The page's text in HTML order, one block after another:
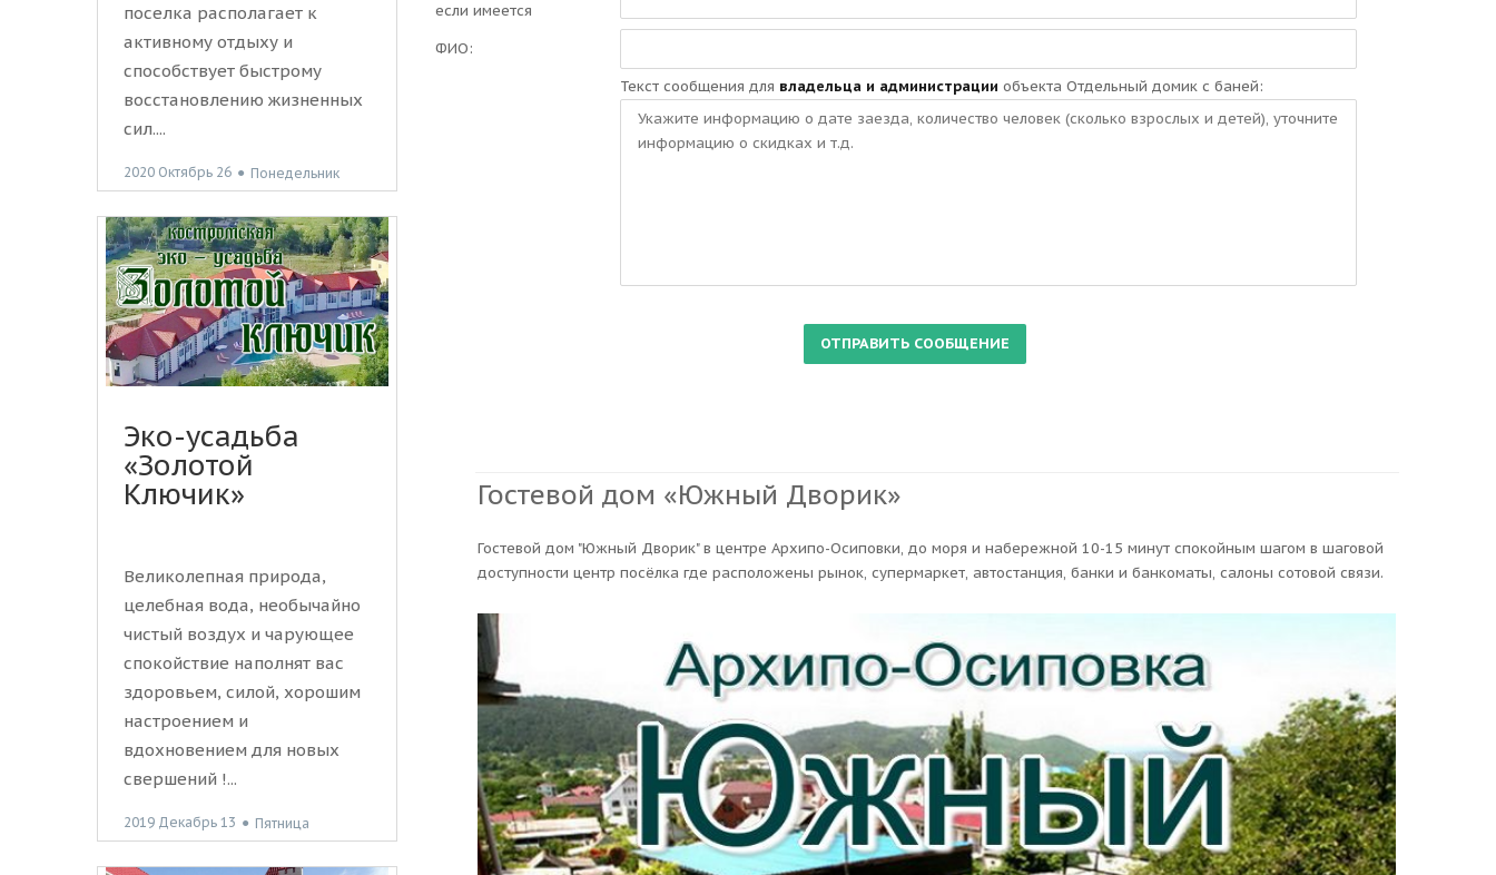
если имеется
ФИО:
Текст сообщения для владельца и администрации объекта Отдельный домик с баней:
Гостевой дом «Южный Дворик»
Гостевой дом "Южный Дворик" в центре Архипо-Осиповки, до моря и набережной 10-15 минут спокойным шагом в шаговой
доступности центр посёлка где расположены рынок, супермаркет, автостанция, банки и банкоматы, салоны сотовой связи.
поселка располагает к
активному отдыху и
способствует быстрому
восстановлению жизненных
сил....
2020 Октябрь 26 ● Понедельник
Эко-усадьба
«Золотой
Ключик»
Великолепная природа,
целебная вода, необычайно
чистый воздух и чарующее
спокойствие наполнят вас
здоровьем, силой, хорошим
настроением и
вдохновением для новых
свершений !...
2019 Декабрь 13 ● Пятница